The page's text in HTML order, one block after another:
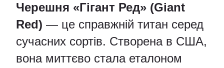
Черешня «Гігант Ред» (Giant
Red) — це справжній титан серед
сучасних сортів. Створена в США,
вона миттєво стала еталоном